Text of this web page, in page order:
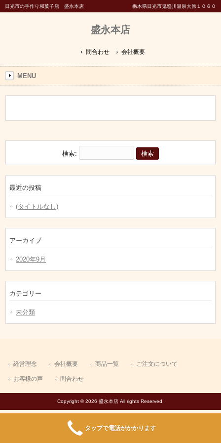
日光市の手作り和菓子店 盛永本店 栃木県日光市鬼怒川温泉大原１０６０
盛永本店
問合わせ 会社概要
MENU
検索:
最近の投稿
(タイトルなし)
アーカイブ
2020年9月
カテゴリー
未分類
経営理念 会社概要 商品一覧 ご注文について
お客様の声 問合わせ
Copyright © 2026 盛永本店 All rights Reserved.
タップで電話がかかります